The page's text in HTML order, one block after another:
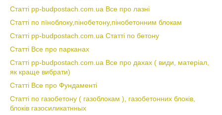
Статті pp-budpostach.com.ua Все про лазні
Статті по пїноблоку,пінобетону,пінобетонним блокам
Статті pp-budpostach.com.ua Статті по бетону
Статті Все про парканах
Статті pp-budpostach.com.ua Все про дахах ( види, матеріал,
як краще вибрати)
Статті Все про Фундаменті
Статті по газобетону ( газоблокам ), газобетонних блоків,
блоків газосиликатнных